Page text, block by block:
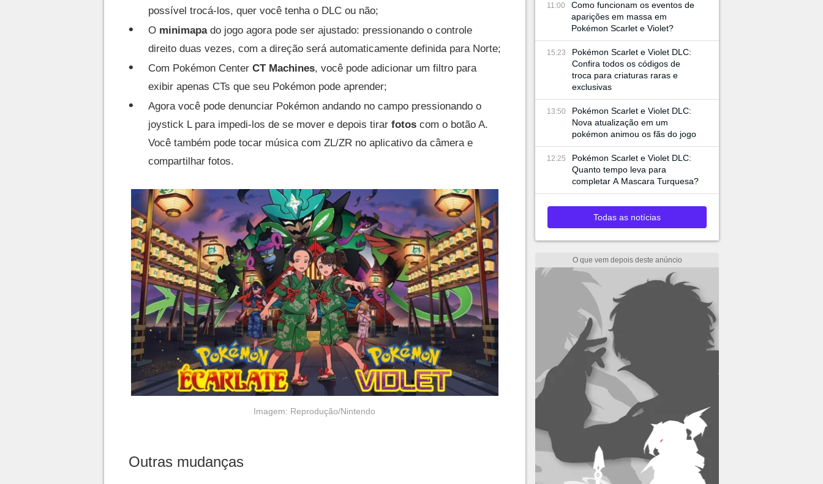
possível trocá-los, quer você tenha o DLC ou não;
O minimapado jogo agora pode ser ajustado: pressionando o controle
direito duas vezes, com a direção será automaticamente definida para Norte;
Com Pokémon Center CT Machines, você pode adicionar um filtro para
exibir apenas CTs que seu Pokémon pode aprender;
Agora você pode denunciar Pokémon andando no campo pressionando o
joystick L para impedi-los de se mover e depois tirar fotos com o botão A.
Você também pode tocar música com ZL/ZR no aplicativo da câmera e
compartilhar fotos.
Imagem: Reprodução/Nintendo
Outras mudanças
11:00
Como funcionam os eventos de
aparições em massa em
Pokémon Scarlet e Violet?
15:23
Pokémon Scarlet e Violet DLC:
Confira todos os códigos de
troca para criaturas raras e
exclusivas
13:50
Pokémon Scarlet e Violet DLC:
Nova atualização em um
pokémon animou os fãs do jogo
12:25
Pokémon Scarlet e Violet DLC:
Quanto tempo leva para
completar A Mascara Turquesa?
Todas as notícias